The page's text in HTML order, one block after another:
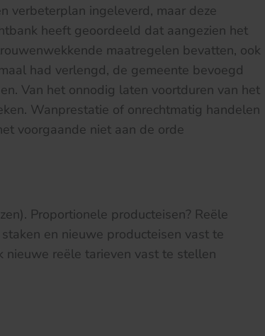
verbeterplan ingeleverd, maar deze
heeft geoordeeld dat aangezien het
maatregelen bevatten, ook
had verlengd, de gemeente bevoegd
Van het onnodig laten voortduren van het
Wanprestatie of onrechtmatig handelen
voorgaande niet aan de orde
Proportionele producteisen? Reële
en nieuwe producteisen vast te
reële tarieven vast te stellen